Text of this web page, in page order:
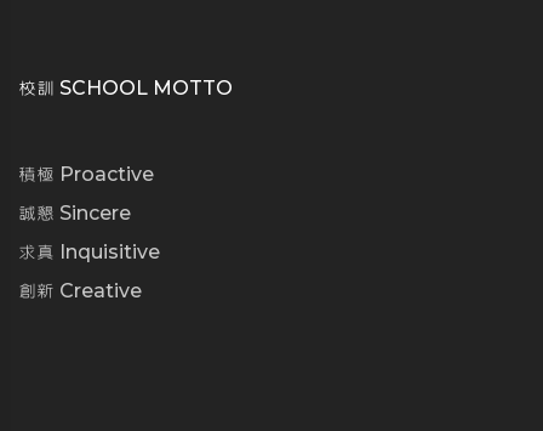
校訓 SCHOOL MOTTO
積極 Proactive
誠懇 Sincere
求真 Inquisitive
創新 Creative